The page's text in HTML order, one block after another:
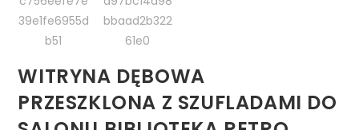
WITRYNA DĘBOWA
PRZESZKLONA Z SZUFLADAMI DO